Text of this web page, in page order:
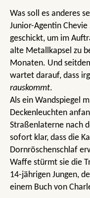
Was soll es anderes
Junior-Agentin
geschickt, um im
alte Metallkapsel zu
Monaten. Und
wartet darauf, dass
rauskommt.
Als ein Wandspiegel
Deckenleuchten
Straßenlaterne nach
sofort klar, dass die
Dornröschenschlaf
Waffe stürmt sie die
14-jährigen Jungen,
einem Buch von